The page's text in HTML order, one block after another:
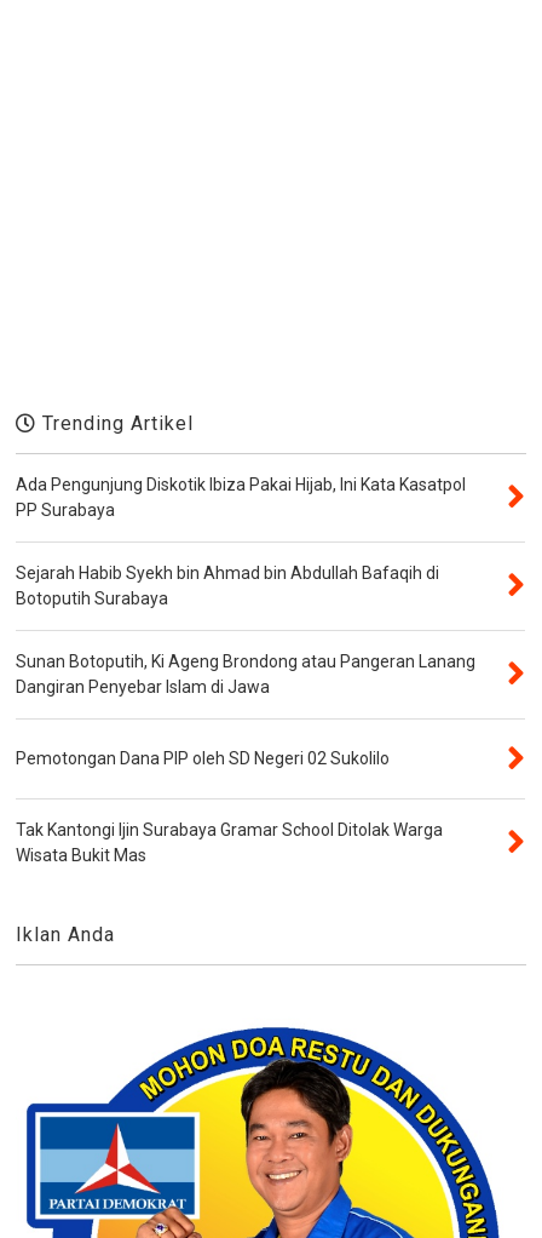
Trending Artikel
Ada Pengunjung Diskotik Ibiza Pakai Hijab, Ini Kata Kasatpol
PP Surabaya
Sejarah Habib Syekh bin Ahmad bin Abdullah Bafaqih di
Botoputih Surabaya
Sunan Botoputih, Ki Ageng Brondong atau Pangeran Lanang
Dangiran Penyebar Islam di Jawa
Pemotongan Dana PIP oleh SD Negeri 02 Sukolilo
Tak Kantongi Ijin Surabaya Gramar School Ditolak Warga
Wisata Bukit Mas
Iklan Anda